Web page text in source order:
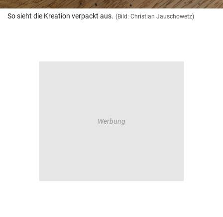
So sieht die Kreation verpackt aus. (Bild: Christian Jauschowetz)